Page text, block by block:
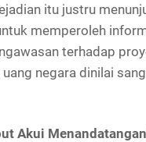
itu justru
memperoleh
terhadap
negara dinilai
Akui